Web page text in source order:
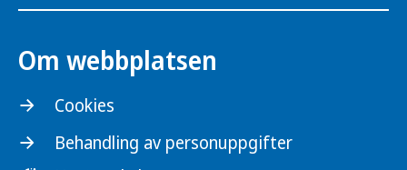
Om webbplatsen
Cookies
Behandling av personuppgifter